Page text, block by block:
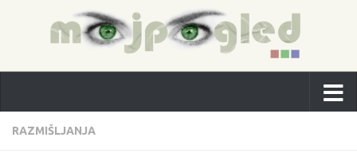
RAZMIŠLJANJA